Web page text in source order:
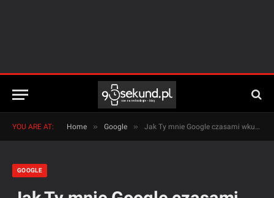
YOU ARE AT: Home » Google » Jak Ty mnie Google czasami wkurzasz! Tak, Wear OS jest… problematyczny…
GOOGLE